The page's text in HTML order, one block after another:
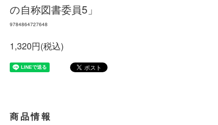
の自称図書委員5」
9784864727648
1,320円(税込)
商品情報